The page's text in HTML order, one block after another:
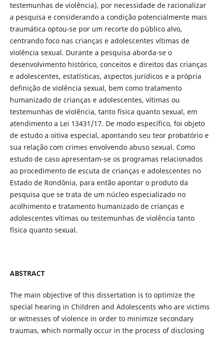
testemunhas de violência), por necessidade de racionalizar
a pesquisa e considerando a condição potencialmente mais
traumática optou-se por um recorte do público alvo,
centrando foco nas crianças e adolescentes vítimas de
violência sexual. Durante a pesquisa aborda-se o
desenvolvimento histórico, conceitos e direitos das crianças
e adolescentes, estatísticas, aspectos jurídicos e a própria
definição de violência sexual, bem como tratamento
humanizado de crianças e adolescentes, vítimas ou
testemunhas de violência, tanto física quanto sexual, em
atendimento a Lei 13431/17. De modo específico, foi objeto
de estudo a oitiva especial, apontando seu teor probatório e
sua relação com crimes envolvendo abuso sexual. Como
estudo de caso apresentam-se os programas relacionados
ao procedimento de escuta de crianças e adolescentes no
Estado de Rondônia, para então apontar o produto da
pesquisa que se trata de um núcleo especializado no
acolhimento e tratamento humanizado de crianças e
adolescentes vítimas ou testemunhas de violência tanto
física quanto sexual.
ABSTRACT
The main objective of this dissertation is to optimize the
special hearing in Children and Adolescents who are victims
or witnesses of violence in order to minimize secondary
traumas, which normally occur in the process of disclosing